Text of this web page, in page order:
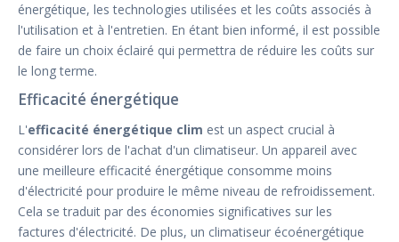
énergétique, les technologies utilisées et les coûts associés à
l'utilisation et à l'entretien. En étant bien informé, il est possible
de faire un choix éclairé qui permettra de réduire les coûts sur
le long terme.
Efficacité énergétique
L'efficacité énergétique clim est un aspect crucial à
considérer lors de l'achat d'un climatiseur. Un appareil avec
une meilleure efficacité énergétique consomme moins
d'électricité pour produire le même niveau de refroidissement.
Cela se traduit par des économies significatives sur les
factures d'électricité. De plus, un climatiseur écoénergétique